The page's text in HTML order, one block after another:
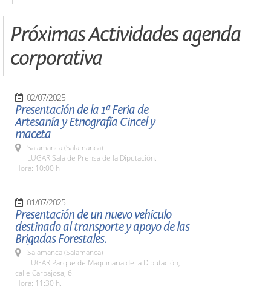
Próximas Actividades agenda
corporativa
02/07/2025
Presentación de la 1ª Feria de
Artesanía y Etnografía Cincel y
maceta
Salamanca (Salamanca)
LUGAR Sala de Prensa de la Diputación.
Hora: 10:00 h
01/07/2025
Presentación de un nuevo vehículo
destinado al transporte y apoyo de las
Brigadas Forestales.
Salamanca (Salamanca)
LUGAR Parque de Maquinaria de la Diputación,
calle Carbajosa, 6.
Hora: 11:30 h.